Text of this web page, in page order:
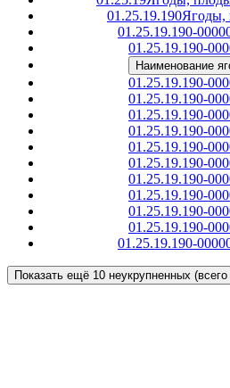
01.25.19.190Ягоды,
01.25.19.190-
01.25.19.190-
Наименование
01.25.19.190-
01.25.19.190-
01.25.19.190-
01.25.19.190-
01.25.19.190-
01.25.19.190-
01.25.19.190-
01.25.19.190-
01.25.19.190-
01.25.19.190-
01.25.19.190-
Показать ещё 10 неукрупненных (всего